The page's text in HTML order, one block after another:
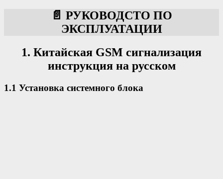
📄 РУКОВОДСТО ПО
ЭКСПЛУАТАЦИИ
1. Китайская GSM сигнализация
инструкция на русском
1.1 Установка системного блока